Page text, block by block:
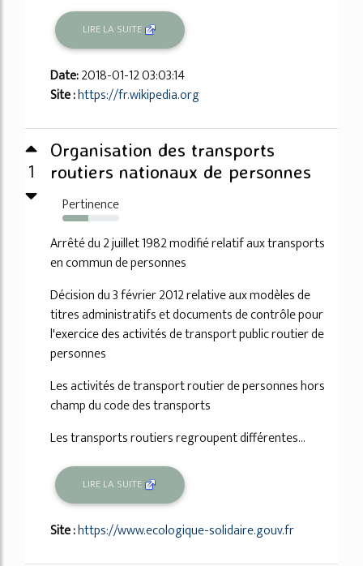
LIRE LA SUITE
Date:2018-01-12 03:03:14
Site :https://fr.wikipedia.org
1
Organisation des transports
routiers nationaux de personnes
Pertinence
46%
Arrêté du 2 juillet 1982 modifié relatif aux transports
en commun de personnes
Décision du 3 février 2012 relative aux modèles de
titres administratifs et documents de contrôle pour
l'exercice des activités de transport public routier de
personnes
Les activités de transport routier de personnes hors
champ du code des transports
Les transports routiers regroupent différentes...
LIRE LA SUITE
Site :https://www.ecologique-solidaire.gouv.fr